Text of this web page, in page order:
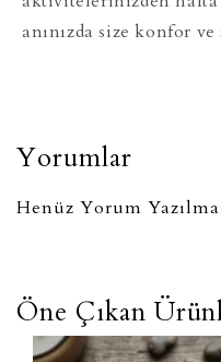
anınızda size konfor
Yorumlar
Henüz Yorum
Öne Çıkan